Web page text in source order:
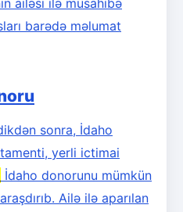
ailəsi ilə müsahibə
barədə məlumat
sonra, İdaho
yerli ictimai
İdaho donorunu mümkün
Ailə ilə aparılan